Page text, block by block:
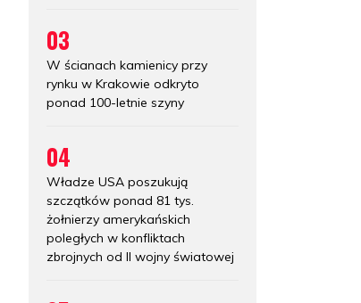
03
W ścianach kamienicy przy
rynku w Krakowie odkryto
ponad 100-letnie szyny
04
Władze USA poszukują
szczątków ponad 81 tys.
żołnierzy amerykańskich
poległych w konfliktach
zbrojnych od II wojny światowej